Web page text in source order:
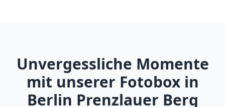
Unvergessliche Momente
mit unserer Fotobox in
Berlin Prenzlauer Berg